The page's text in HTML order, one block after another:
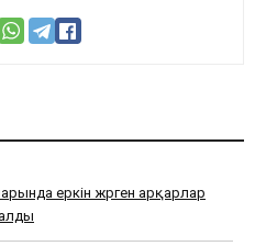
еркін жүрген арқарлар